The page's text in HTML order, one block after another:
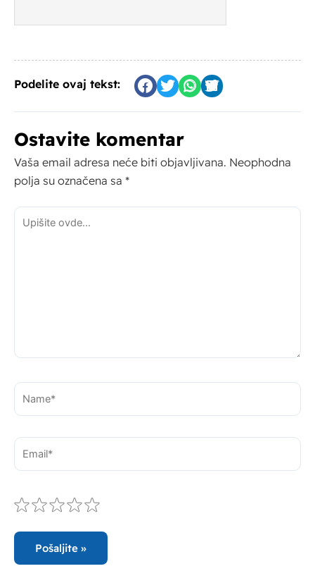
Podelite ovaj tekst:
Ostavite komentar
Vaša email adresa neće biti objavljivana. Neophodna
polja su označena sa *
Upišite
ovde...
Name*
Email*